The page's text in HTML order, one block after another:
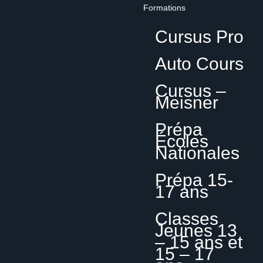
Formations
Cursus Pro
Auto Cours
Cursus –
Meisner
Prépa
Écoles
Nationales
Prépa 15-
17 ans
Classes
Jeunes 13
– 15 ans et
15 – 17